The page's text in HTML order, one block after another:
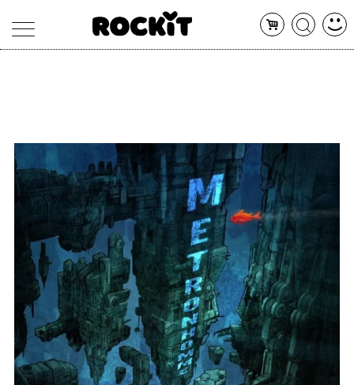
ARTISTI
CONCERTI
SHOP
RADIO